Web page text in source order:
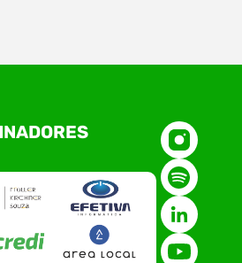
meio do NIAVI – Núcleo
do Alto Vale do
empresas de
uma noite de
e
para o setor.
Rio…